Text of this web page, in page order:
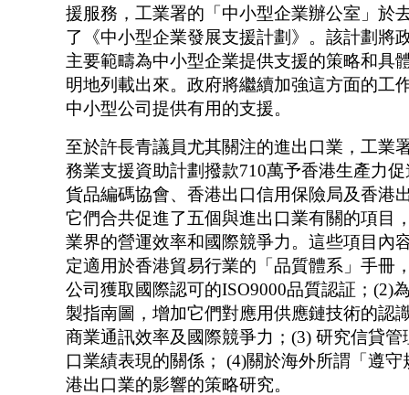
援服務，工業署的「中小型企業辦公室」於
了《中小型企業發展支援計劃》。該計劃將
主要範疇為中小型企業提供支援的策略和具
明地列載出來。政府將繼續加強這方面的工
中小型公司提供有用的支援。
至於許長青議員尤其關注的進出口業，工業
務業支援資助計劃撥款710萬予香港生產力
貨品編碼協會、香港出口信用保險局及香港
它們合共促進了五個與進出口業有關的項目
業界的營運效率和國際競爭力。這些項目內
定適用於香港貿易行業的「品質體系」手冊
公司獲取國際認可的ISO9000品質認証；(2)
製指南圖，增加它們對應用供應鏈技術的認
商業通訊效率及國際競爭力；(3) 研究信貸管
口業績表現的關係； (4)關於海外所謂「遵守
港出口業的影響的策略研究。